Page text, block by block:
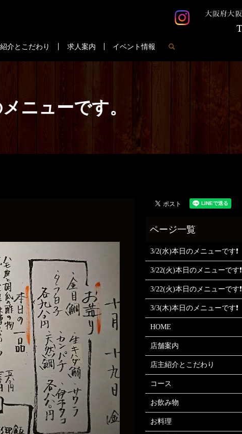
介とこだわり 求人案内 イベント情報
ニューです。
3/2(水)本日のメニューです❗
3/22(火)本日のメニューです❗
3/22(火)本日のメニューです❗
3/3(木)本日のメニューです❗
HOME
店舗案内
店主紹介とこだわり
コース
お飲み物
お料理